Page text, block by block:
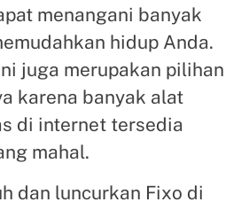
menangani banyak
hidup Anda.
juga merupakan pilihan
karena banyak alat
di internet tersedia
mahal.
dan luncurkan Fixo di